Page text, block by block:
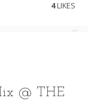
4LIKES
@ THE